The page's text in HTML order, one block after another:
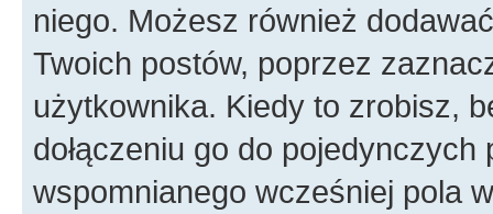
niego. Możesz również
Twoich postów, poprzez
użytkownika. Kiedy to zrobisz,
dołączeniu go do
wspomnianego wcześniej pola